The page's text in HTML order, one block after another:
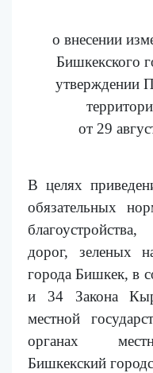
о внесении
Бишкекского
утверждении
от 29
В целях
обязательных
дорог, зеленых
города Бишкек, в
и 34 Закона
местной
органах
Бишкекский